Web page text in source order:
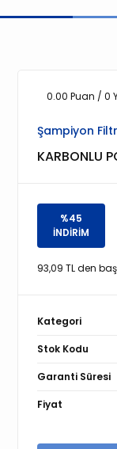
0.00 Puan / 0
Şampiyon
KARBONLU
%45
İNDİRİM
93,09 TL den
Kategori
Stok Kodu
Garanti Süresi
Fiyat